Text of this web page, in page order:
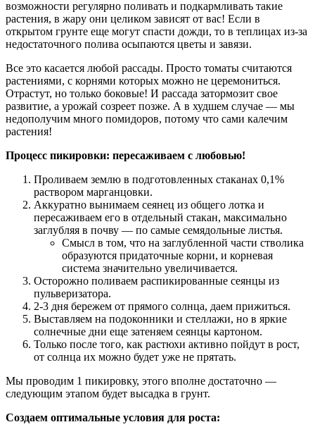
возможности регулярно поливать и подкармливать такие
растения, в жару они целиком зависят от вас! Если в
открытом грунте еще могут спасти дожди, то в теплицах из-за
недостаточного полива осыпаются цветы и завязи.
Все это касается любой рассады. Просто томаты считаются
растениями, с корнями которых можно не церемониться.
Отрастут, но только боковые! И рассада затормозит свое
развитие, а урожай созреет позже. А в худшем случае — мы
недополучим много помидоров, потому что сами калечим
растения!
Процесс пикировки: пересаживаем с любовью!
Проливаем землю в подготовленных стаканах 0,1%
раствором марганцовки.
Аккуратно вынимаем сеянец из общего лотка и
пересаживаем его в отдельный стакан, максимально
заглубляя в почву — по самые семядольные листья.
Смысл в том, что на заглубленной части стволика
образуются придаточные корни, и корневая
система значительно увеличивается.
Осторожно поливаем распикированные сеянцы из
пульверизатора.
2-3 дня бережем от прямого солнца, даем прижиться.
Выставляем на подоконники и стеллажи, но в яркие
солнечные дни еще затеняем сеянцы картоном.
Только после того, как растюхи активно пойдут в рост,
от солнца их можно будет уже не прятать.
Мы проводим 1 пикировку, этого вполне достаточно —
следующим этапом будет высадка в грунт.
Создаем оптимальные условия для роста: